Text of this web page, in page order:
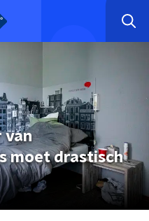
van
moet drastisch